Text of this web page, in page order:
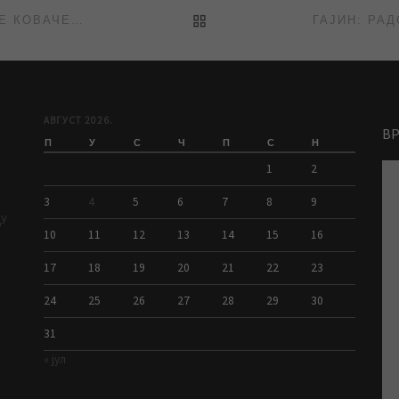
ИСПИРАЊЕ МРЕЖЕ: НАСЕЉЕ РУЖЕ ШУЛМАН, САВЕ КОВАЧЕВИЋА КАО И УЛИЦЕ ЂУРЂА СМЕДЕРЕВЦА И ЂУРЕ ЈАКШИЋА BACK TO POST LIST
АВГУСТ 2026.
П У С Ч П С Н
1 2
3 4 5 6 7 8 9
10 11 12 13 14 15 16
17 18 19 20 21 22 23
24 25 26 27 28 29 30
31
« јул